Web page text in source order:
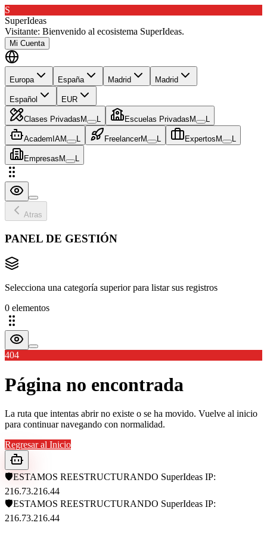
S
SuperIdeas
Visitante: Bienvenido al ecosistema SuperIdeas.
Mi Cuenta
Europa España Madrid Madrid
Español EUR
Clases Privadas M L Escuelas Privadas M L
AcademIAM L FreelancerM L Expertos M L
Empresas M L
Atras
PANEL DE GESTIÓN
Selecciona una categoría superior para listar sus registros
0 elementos
404
Página no encontrada
La ruta que intentas abrir no existe o se ha movido. Vuelve al inicio
para continuar navegando con normalidad.
Regresar al Inicio
🛡️ESTAMOS REESTRUCTURANDO SuperIdeas IP:
216.73.216.44
🛡️ESTAMOS REESTRUCTURANDO SuperIdeas IP:
216.73.216.44